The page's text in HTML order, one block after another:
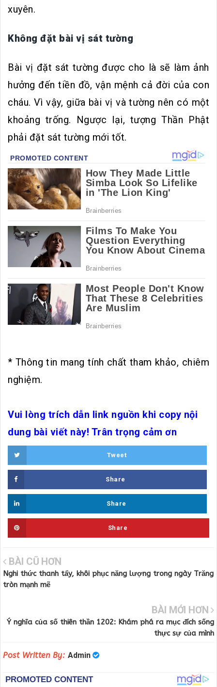
xuyên.
Không đặt bài vị sát tường
Bài vị đặt sát tường được cho là sẽ làm ảnh
hưởng đến tiền đồ, vận mệnh cả đời của con
cháu. Vì vậy, giữa bài vị và tường nên có một
khoảng trống. Ngược lại, tượng Thần Phật
phải đặt sát tường mới tốt.
* Thông tin mang tính chất tham khảo, chiêm
nghiệm.
Vui lòng trích dẫn link nguồn khi copy nội
dung bài viết này! Trân trọng cảm ơn
Tweet
Share
Share
Share
BÀI CŨ HƠN
Nghi thức thanh tẩy, khôi phục năng lượng trong ngày Trăng
tròn mạnh mẽ
BÀI MỚI HƠN
Ý nghĩa của số thiên thần 1202: Khám phá ra mục đích sống
thực sự của mình
Post Written By: Admin